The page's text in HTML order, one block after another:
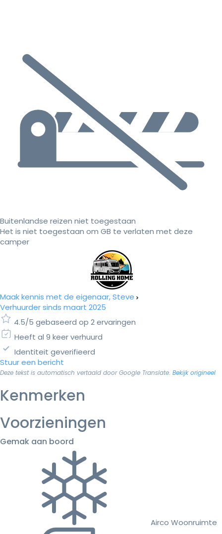
Buitenlandse reizen niet toegestaan
Het is niet toegestaan om GB te verlaten met deze
camper
Maak kennis met de eigenaar, Steve
Verhuurder sinds maart 2025
4.5/5 gebaseerd op 2 ervaringen
Heeft al 9 keer verhuurd
Identiteit geverifieerd
Stuur een bericht
Deze tekst is automatisch vertaald door Google Translate. Bekijk origineel
Kenmerken
Voorzieningen
Gemak aan boord
Airco Woonruimte